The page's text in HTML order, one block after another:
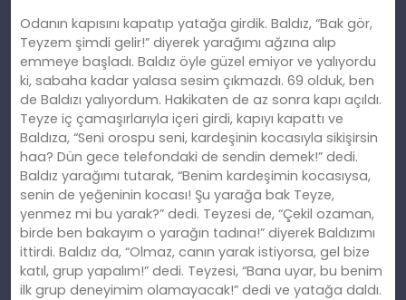
Odanın kapısını kapatıp yatağa girdik. Baldız, “Bak gör,
Teyzem şimdi gelir!” diyerek yarağımı ağzına alıp
emmeye başladı. Baldız öyle güzel emiyor ve yalıyordu
ki, sabaha kadar yalasa sesim çıkmazdı. 69 olduk, ben
de Baldızı yalıyordum. Hakikaten de az sonra kapı açıldı.
Teyze iç çamaşırlarıyla içeri girdi, kapıyı kapattı ve
Baldıza, “Seni orospu seni, kardeşinin kocasıyla sikişirsin
haa? Dün gece telefondaki de sendin demek!” dedi.
Baldız yarağımı tutarak, “Benim kardeşimin kocasıysa,
senin de yeğeninin kocası! Şu yarağa bak Teyze,
yenmez mi bu yarak?” dedi. Teyzesi de, “Çekil ozaman,
birde ben bakayım o yarağın tadına!” diyerek Baldızımı
ittirdi. Baldız da, “Olmaz, canın yarak istiyorsa, gel bize
katıl, grup yapalım!” dedi. Teyzesi, “Bana uyar, bu benim
ilk grup deneyimim olamayacak!” dedi ve yatağa daldı.